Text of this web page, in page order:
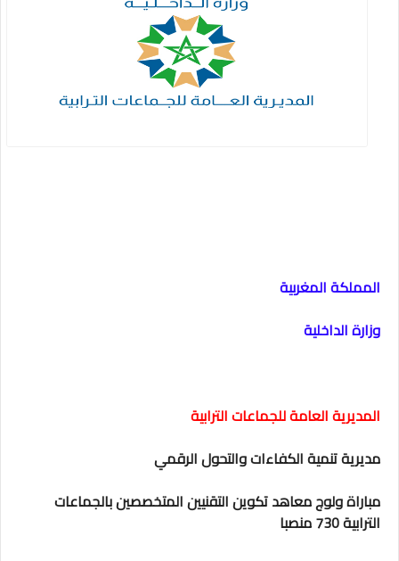
المملكة المغربية
وزارة الداخلية
المديرية العامة للجماعات الترابية
مديرية تنمية الكفاءات والتحول الرقمي
مباراة ولوج معاهد تكوين التقنيين المتخصصين بالجماعات
الترابية 730 منصبا